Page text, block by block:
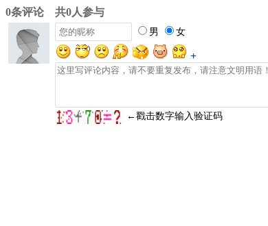
0条评论 共0人参与
男 女
+
←戳击数字输入验证码